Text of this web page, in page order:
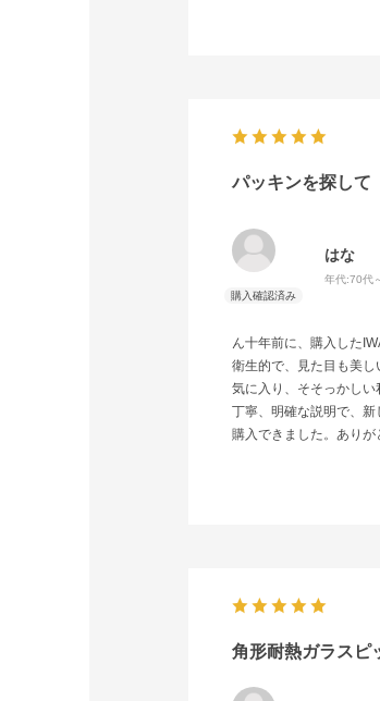
パッキンを探して
はな
年代:70代
ん十年前に、購入した
衛生的で、見た目も美し
気に入り、そそっかし
丁寧、明確な説明で、新
購入できました。ありが
角形耐熱ガラスピ